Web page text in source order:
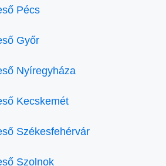
Pécs
Győr
Nyíregyháza
Kecskemét
Székesfehérvár
Szolnok